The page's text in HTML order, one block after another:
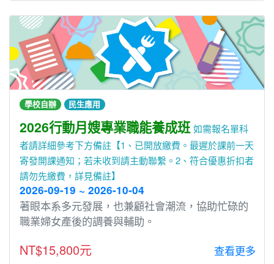
學校自辦 民生應用
2026行動月嫂專業職能養成班 如需報名單科
者請詳細參考下方備註【1、已開放繳費。最遲於課前一天
寄發開課通知；若未收到請主動聯繫。2、符合優惠折扣者
請勿先繳費，詳見備註】
2026-09-19 ~ 2026-10-04
著眼本系多元發展，也兼顧社會潮流，協助忙碌的
職業婦女產後的調養與輔助。
NT$15,800元 查看更多